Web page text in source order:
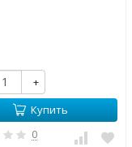
+
Купить
0